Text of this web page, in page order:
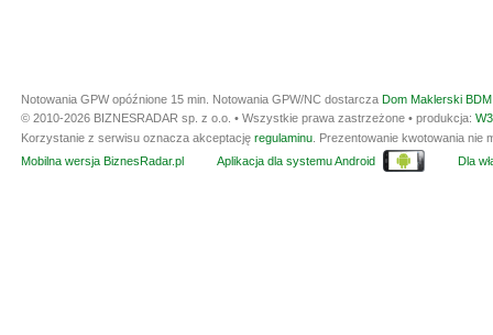
Notowania GPW opóźnione 15 min. Notowania GPW/NC dostarcza Dom Maklerski
© 2010-2026 BIZNESRADAR sp. z o.o. • Wszystkie prawa zastrzeżone • produkcja:
Korzystanie z serwisu oznacza akceptację regulaminu . Prezentowanie kwotowania
Mobilna wersja BiznesRadar.pl
Aplikacja dla systemu Android Dla